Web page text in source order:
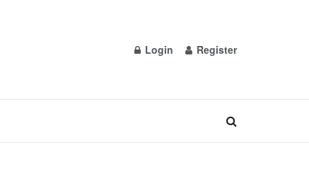
Login Register